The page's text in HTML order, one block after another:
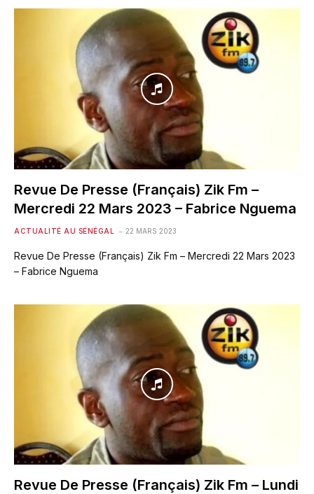
Revue De Presse (Français) Zik Fm –
Mercredi 22 Mars 2023 – Fabrice Nguema
ACTUALITÉ AU SÉNÉGAL 22 MARS 2023
Revue De Presse (Français) Zik Fm – Mercredi 22 Mars 2023
– Fabrice Nguema
Revue De Presse (Français) Zik Fm – Lundi